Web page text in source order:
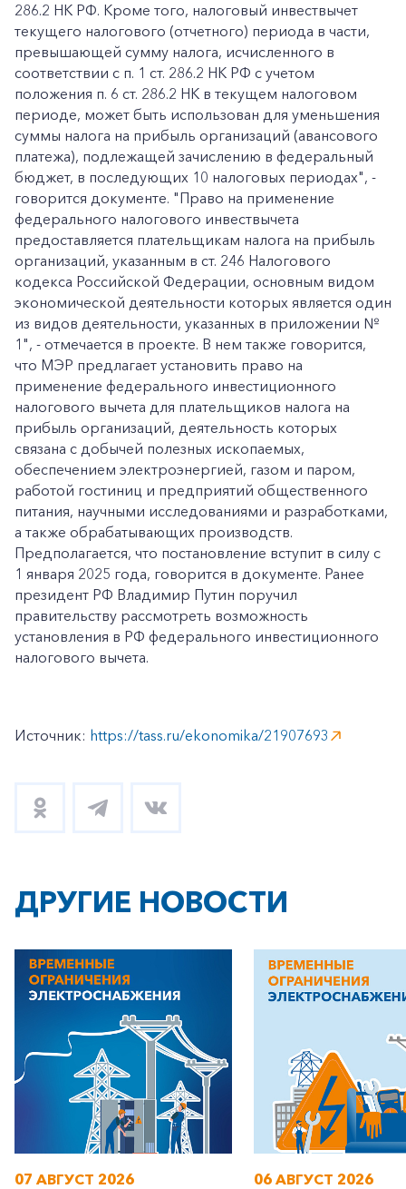
+7-800-700-24-57
Заказать обратный звонок
Частным клиентам
Корпоративным клиентам
286.2 НК РФ. Кроме того, налоговый инвествычет
текущего налогового (отчетного) периода в части,
превышающей сумму налога, исчисленного в
соответствии с п. 1 ст. 286.2 НК РФ с учетом
положения п. 6 ст. 286.2 НК в текущем налоговом
периоде, может быть использован для уменьшения
суммы налога на прибыль организаций (авансового
платежа), подлежащей зачислению в федеральный
бюджет, в последующих 10 налоговых периодах", -
говорится документе. "Право на применение
федерального налогового инвествычета
предоставляется плательщикам налога на прибыль
организаций, указанным в ст. 246 Налогового
кодекса Российской Федерации, основным видом
экономической деятельности которых является один
из видов деятельности, указанных в приложении №
1", - отмечается в проекте. В нем также говорится,
что МЭР предлагает установить право на
применение федерального инвестиционного
налогового вычета для плательщиков налога на
прибыль организаций, деятельность которых
связана с добычей полезных ископаемых,
обеспечением электроэнергией, газом и паром,
работой гостиниц и предприятий общественного
питания, научными исследованиями и разработками,
а также обрабатывающих производств.
Предполагается, что постановление вступит в силу с
1 января 2025 года, говорится в документе. Ранее
президент РФ Владимир Путин поручил
правительству рассмотреть возможность
установления в РФ федерального инвестиционного
налогового вычета.
Источник: https://tass.ru/ekonomika/21907693
ДРУГИЕ НОВОСТИ
07 АВГУСТ 2026 06 АВГУСТ 2026